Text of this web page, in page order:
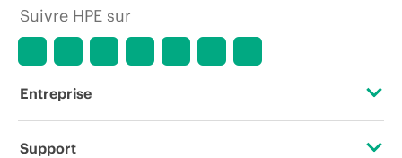
Suivre HPE sur
Entreprise
À propos de HPE
Support